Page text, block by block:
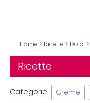
Home > Ricette > Dolci >
Ricette
Categorie Creme